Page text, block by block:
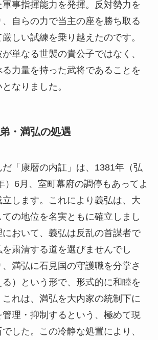
事指揮能力を発揮。反対勢力を
自らの力で当主の座を勝ち取る
しい試練を乗り越えたのです。
単なる世襲の貴公子ではなく、
力量を持った武将であることを
なりました。
・満弘の処遇
「康暦の内訌」は、1381年（弘
）6月、室町幕府の調停もあってよ
立します。これにより義弘は、大
の地位を名実ともに確立しまし
おいて、義弘は反乱の首謀者で
粛清する道を選びませんでし
満弘に石見国の守護職を分掌さ
）という形で、形式的に和睦を
れは、満弘を大内家の統制下に
理・抑制するという、極めて現
した。この冷静な処置により、